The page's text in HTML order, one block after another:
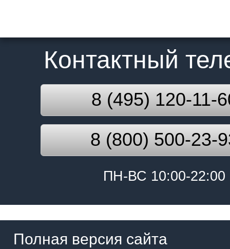
Контактный
8 (495) 120-11-
8 (800) 500-23-
ПН-ВС 10:00-22:00
Полная версия сайта